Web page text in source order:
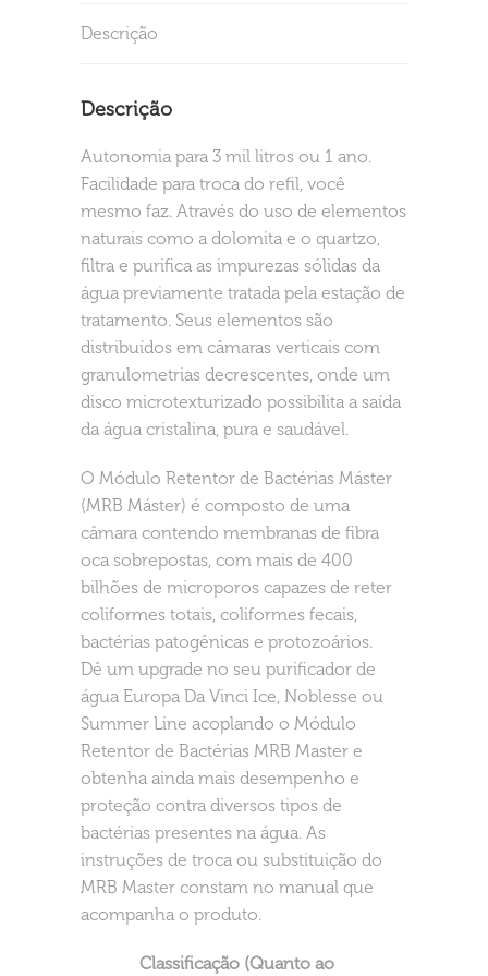
Descrição
Descrição
Autonomia para 3 mil litros ou 1 ano.
Facilidade para troca do refil, você
mesmo faz. Através do uso de elementos
naturais como a dolomita e o quartzo,
filtra e purifica as impurezas sólidas da
água previamente tratada pela estação de
tratamento. Seus elementos são
distribuídos em câmaras verticais com
granulometrias decrescentes, onde um
disco microtexturizado possibilita a saída
da água cristalina, pura e saudável.
O Módulo Retentor de Bactérias Máster
(MRB Máster) é composto de uma
câmara contendo membranas de fibra
oca sobrepostas, com mais de 400
bilhões de microporos capazes de reter
coliformes totais, coliformes fecais,
bactérias patogênicas e protozoários.
Dê um upgrade no seu purificador de
água Europa Da Vinci Ice, Noblesse ou
Summer Line acoplando o Módulo
Retentor de Bactérias MRB Master e
obtenha ainda mais desempenho e
proteção contra diversos tipos de
bactérias presentes na água. As
instruções de troca ou substituição do
MRB Master constam no manual que
acompanha o produto.
Classificação (Quanto ao